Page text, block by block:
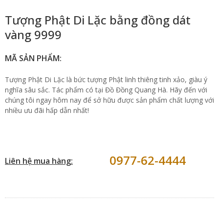
Tượng Phật Di Lặc bằng đồng dát
vàng 9999
MÃ SẢN PHẨM:
Tượng Phật Di Lặc là bức tượng Phật linh thiêng tinh xảo, giàu ý
nghĩa sâu sắc. Tác phẩm có tại Đồ Đồng Quang Hà. Hãy đến với
chúng tôi ngay hôm nay để sở hữu được sản phẩm chất lượng với
nhiều ưu đãi hấp dẫn nhất!
Liên hệ mua hàng: 0977-62-4444